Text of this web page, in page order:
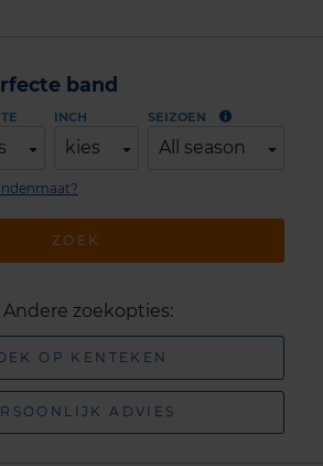
band
INCH
kies
SEIZOEN
All season
ZOEK
Andere zoekopties:
OP KENTEKEN
ADVIES